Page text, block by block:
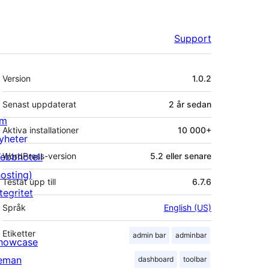
Support
Meta
Version 1.0.2
Senast uppdaterat 2 år sedan
Aktiva installationer 10 000+
WordPress-version 5.2 eller senare
Testat upp till 6.7.6
Språk English (US)
Etiketter admin bar adminbar
dashboard toolbar